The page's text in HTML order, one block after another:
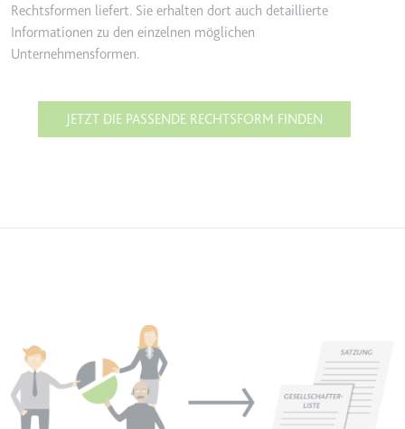
Ablauf:
Beständig
Typ:
HTML Local Storage
YtIdbMeta#databases
Anbieter:
youtube.com
Rechtsformen liefert. Sie erhalten dort auch detaillierte
Informationen zu den einzelnen möglichen
Unternehmensformen.
JETZT DIE PASSENDE RECHTSFORM FINDEN